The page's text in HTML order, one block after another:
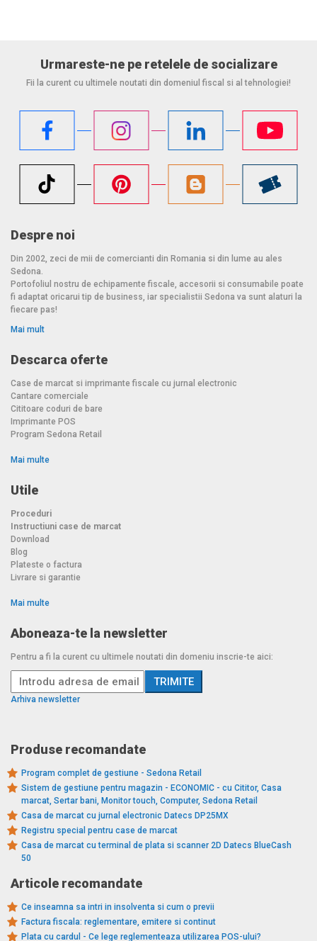
Urmareste-ne pe retelele de socializare
Fii la curent cu ultimele noutati din domeniul fiscal si al tehnologiei!
Despre noi
Din 2002, zeci de mii de comercianti din Romania si din lume au ales
Sedona.
Portofoliul nostru de echipamente fiscale, accesorii si consumabile poate
fi adaptat oricarui tip de business, iar specialistii Sedona va sunt alaturi la
fiecare pas!
Mai mult
Descarca oferte
Case de marcat si imprimante fiscale cu jurnal electronic
Cantare comerciale
Cititoare coduri de bare
Imprimante POS
Program Sedona Retail
Mai multe
Utile
Proceduri
Instructiuni case de marcat
Download
Blog
Plateste o factura
Livrare si garantie
Mai multe
Aboneaza-te la newsletter
Pentru a fi la curent cu ultimele noutati din domeniu inscrie-te aici:
Arhiva newsletter
Produse recomandate
Program complet de gestiune - Sedona Retail
Sistem de gestiune pentru magazin - ECONOMIC - cu Cititor, Casa
marcat, Sertar bani, Monitor touch, Computer, Sedona Retail
Casa de marcat cu jurnal electronic Datecs DP25MX
Registru special pentru case de marcat
Casa de marcat cu terminal de plata si scanner 2D Datecs BlueCash
50
Articole recomandate
Ce inseamna sa intri in insolventa si cum o previi
Factura fiscala: reglementare, emitere si continut
Plata cu cardul - Ce lege reglementeaza utilizarea POS-ului?